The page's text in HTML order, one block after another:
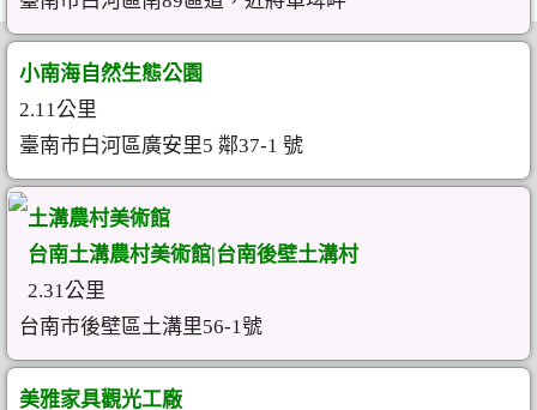
小南海自然生態公園
2.11公里
臺南市白河區廣安里5 鄰37-1 號
土溝農村美術館
台南土溝農村美術館|台南後壁土溝村
2.31公里
台南市後壁區土溝里56-1號
美雅家具觀光工廠